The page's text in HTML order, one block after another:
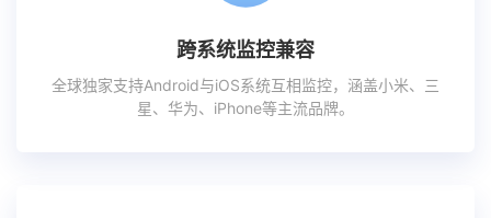
跨系统监控兼容
全球独家支持Android与iOS系统互相监控，涵盖小米、三
星、华为、iPhone等主流品牌。